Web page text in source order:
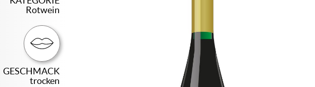
Rotwein
GESCHMACK
trocken